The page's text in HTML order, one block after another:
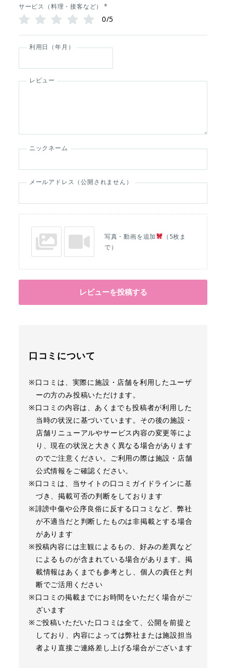
サービス（料理・接客など） *
0/5
利用日（年月）
レビュー
ニックネーム
メールアドレス（公開されません）
写真・動画を追加
（5枚ま
で）
レビューを投稿する
口コミについて
※口コミは、実際に施設・店舗を利用したユーザ
ーの方のみ投稿いただけます。
※口コミの内容は、あくまでも投稿者が利用した
当時の状況に基づいています。その後の施設・
店舗リニューアルやサービス内容の変更等によ
り、現在の状況と大きく異なる場合があります
のでご注意ください。ご利用の際は施設・店舗
公式情報をご確認ください。
※口コミは、当サイトの口コミガイドラインに基
づき、掲載可否の判断をしております
※誹謗中傷や公序良俗に反する口コミなど、弊社
が不適当だと判断したものは非掲載とする場合
があります
※投稿内容には主観によるもの、好みの差異など
によるものが含まれている場合があります。掲
載情報はあくまでも参考とし、個人の責任と判
断でご活用ください
※口コミの掲載までにお時間をいただく場合がご
ざいます
※ご投稿いただいた口コミは全て、公開を前提と
しており、内容によっては弊社または施設担当
者より直接ご連絡差し上げる場合がございます